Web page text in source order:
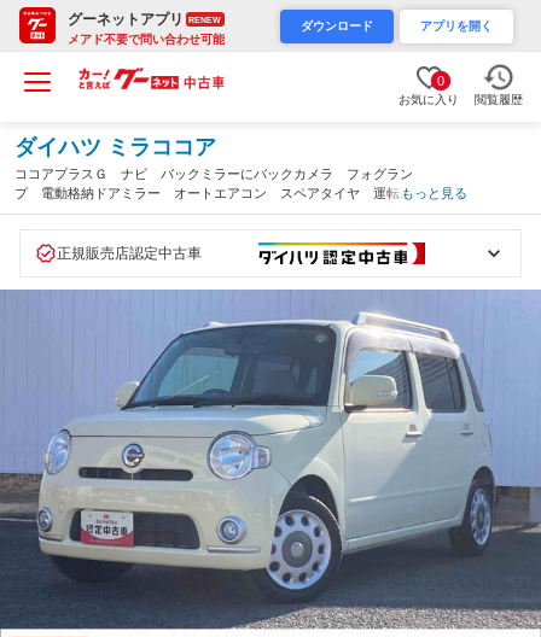
グーネットアプリ RENEW
メアド不要で問い合わせ可能
ダウンロード アプリを開く
0
お気に入り 閲覧履歴
ダイハツ ミラココア
ココアプラスＧ ナビ バックミラーにバックカメラ フォグラン
プ 電動格納ドアミラー オートエアコン スペアタイヤ 運転席
エアバック ワンオーナー 禁煙車（広島県）
もっと見る
正規販売店認定中古車